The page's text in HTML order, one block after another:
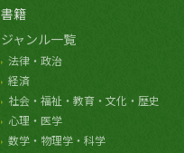
書籍
ジャンル一覧
法律・政治
経済
社会・福祉・教育・文化・歴史
心理・医学
数学・物理学・科学